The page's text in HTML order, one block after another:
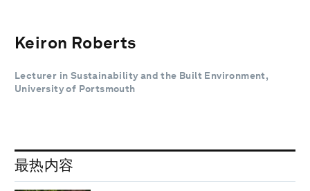
Keiron Roberts
Lecturer in Sustainability and the Built Environment,
University of Portsmouth
最热内容